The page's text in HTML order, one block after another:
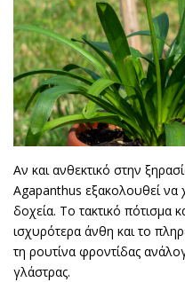
Αν και ανθεκτικό στην
Agapanthus εξακολουθεί να
δοχεία. Το τακτικό πότισμα
ισχυρότερα άνθη και το
τη ρουτίνα φροντίδας
γλάστρας.